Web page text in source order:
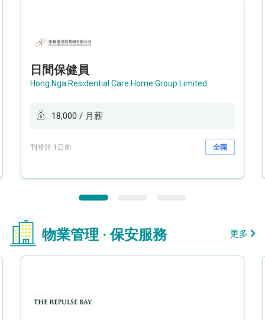
日間保健員
Hong Nga Residential Care Home Group Limited
18,000 / 月薪
刊登於 1日前 全職
物業管理 · 保安服務 更多